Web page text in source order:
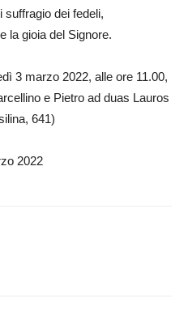
suffragio dei fedeli,
la gioia del Signore.
3 marzo 2022, alle ore 11.00,
e Pietro ad duas Lauros
641)
2022